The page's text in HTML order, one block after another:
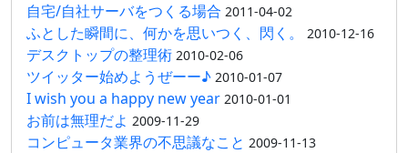
自宅/自社サーバをつくる場合 2011-04-02
ふとした瞬間に、何かを思いつく、閃く。 2010-12-16
デスクトップの整理術 2010-02-06
ツイッター始めようぜーー♪ 2010-01-07
I wish you a happy new year 2010-01-01
お前は無理だよ 2009-11-29
コンピュータ業界の不思議なこと 2009-11-13